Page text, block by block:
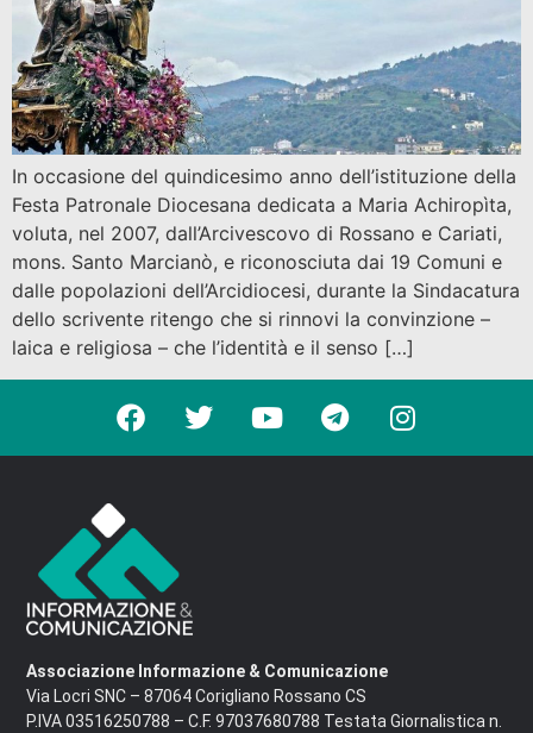
In occasione del quindicesimo anno dell’istituzione della
Festa Patronale Diocesana dedicata a Maria Achiropìta,
voluta, nel 2007, dall’Arcivescovo di Rossano e Cariati,
mons. Santo Marcianò, e riconosciuta dai 19 Comuni e
dalle popolazioni dell’Arcidiocesi, durante la Sindacatura
dello scrivente ritengo che si rinnovi la convinzione –
laica e religiosa – che l’identità e il senso […]
Associazione Informazione & Comunicazione
Via Locri SNC – 87064 Corigliano Rossano CS
P.IVA 03516250788 – C.F. 97037680788 Testata Giornalistica n.